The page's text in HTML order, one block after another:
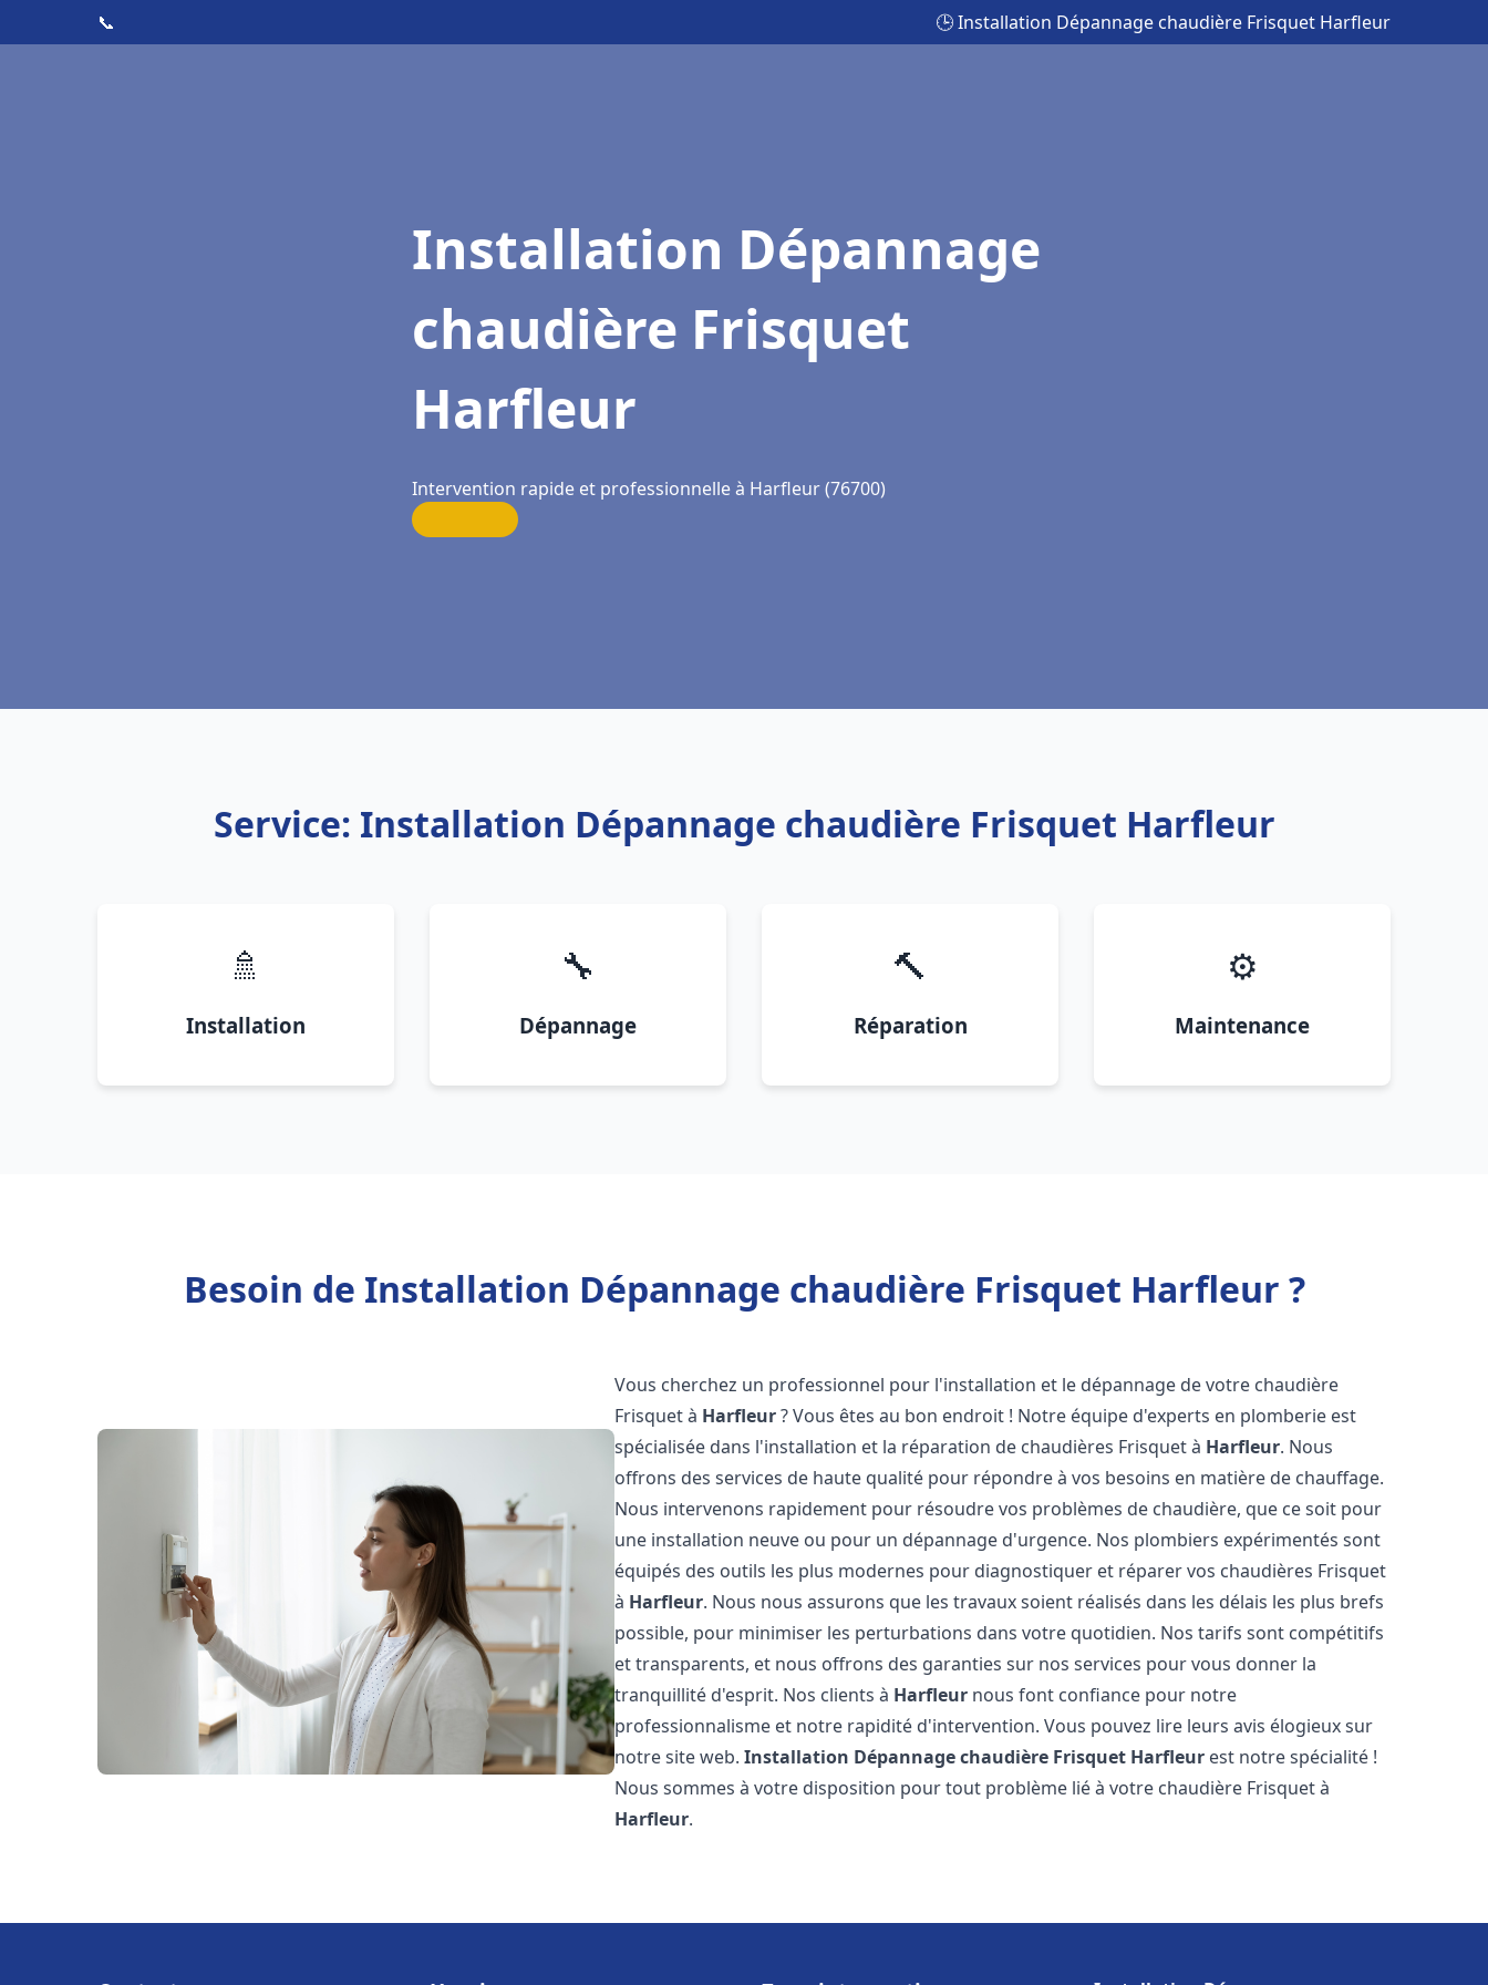
📞 🕒 Installation Dépannage chaudière Frisquet Harfleur
Installation Dépannage
chaudière Frisquet
Harfleur
Intervention rapide et professionnelle à Harfleur (76700)
Service: Installation Dépannage chaudière Frisquet Harfleur
🚿
Installation
🔧
Dépannage
🔨
Réparation
⚙️
Maintenance
Besoin de Installation Dépannage chaudière Frisquet Harfleur ?
Vous cherchez un professionnel pour l'installation et le dépannage de votre chaudière
Frisquet à Harfleur? Vous êtes au bon endroit ! Notre équipe d'experts en plomberie est
spécialisée dans l'installation et la réparation de chaudières Frisquet à Harfleur. Nous
offrons des services de haute qualité pour répondre à vos besoins en matière de chauffage.
Nous intervenons rapidement pour résoudre vos problèmes de chaudière, que ce soit pour
une installation neuve ou pour un dépannage d'urgence. Nos plombiers expérimentés sont
équipés des outils les plus modernes pour diagnostiquer et réparer vos chaudières Frisquet
à Harfleur. Nous nous assurons que les travaux soient réalisés dans les délais les plus brefs
possible, pour minimiser les perturbations dans votre quotidien. Nos tarifs sont compétitifs
et transparents, et nous offrons des garanties sur nos services pour vous donner la
tranquillité d'esprit. Nos clients à Harfleur nous font confiance pour notre
professionnalisme et notre rapidité d'intervention. Vous pouvez lire leurs avis élogieux sur
notre site web.Installation Dépannage chaudière Frisquet Harfleur est notre spécialité !
Nous sommes à votre disposition pour tout problème lié à votre chaudière Frisquet à
Harfleur.